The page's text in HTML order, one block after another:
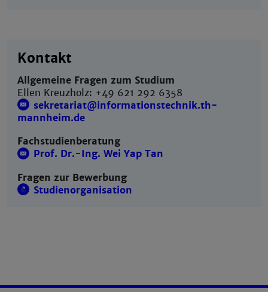
Kontakt
Allgemeine Fragen zum Studium
Ellen Kreuzholz: +49 621 292 6358
sekretariat@informationstechnik.th-
mannheim.de
Fachstudienberatung
Prof. Dr.-Ing. Wei Yap Tan
Fragen zur Bewerbung
Studienorganisation